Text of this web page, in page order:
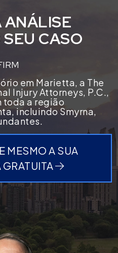
ANÁLISE
CASO
em Marietta, a The
Injury Attorneys, P.C.,
toda a região
incluindo Smyrna,
MESMO A SUA
GRATUITA